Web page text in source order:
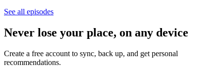
See all episodes
Never lose your place, on any device
Create a free account to sync, back up, and get personal
recommendations.